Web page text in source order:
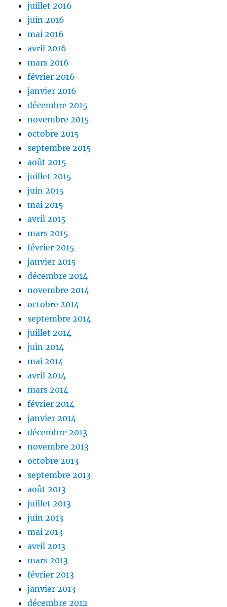
juillet 2016
juin 2016
mai 2016
avril 2016
mars 2016
février 2016
janvier 2016
décembre 2015
novembre 2015
octobre 2015
septembre 2015
août 2015
juillet 2015
juin 2015
mai 2015
avril 2015
mars 2015
février 2015
janvier 2015
décembre 2014
novembre 2014
octobre 2014
septembre 2014
juillet 2014
juin 2014
mai 2014
avril 2014
mars 2014
février 2014
janvier 2014
décembre 2013
novembre 2013
octobre 2013
septembre 2013
août 2013
juillet 2013
juin 2013
mai 2013
avril 2013
mars 2013
février 2013
janvier 2013
décembre 2012